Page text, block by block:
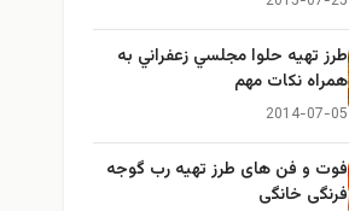
طرز تهيه حلوا مجلسي زعفراني به
همراه نكات مهم
2014-07-05
فوت و فن های طرز تهیه رب گوجه
فرنگی خانگی